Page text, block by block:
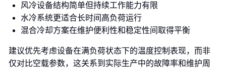
风冷设备结构简单但持续工作能力有限
水冷系统更适合长时间高负荷运行
混合冷却方案在维护便利性和稳定性间取得平衡
建议优先考虑设备在满负荷状态下的温度控制表现，而非
仅对比空载参数，这关系到实际生产中的故障率和维护周